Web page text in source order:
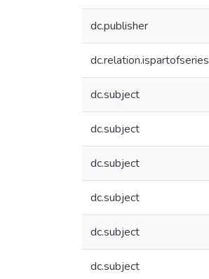
dc.publisher
dc.relation.ispartofseries
dc.subject
dc.subject
dc.subject
dc.subject
dc.subject
dc.subject